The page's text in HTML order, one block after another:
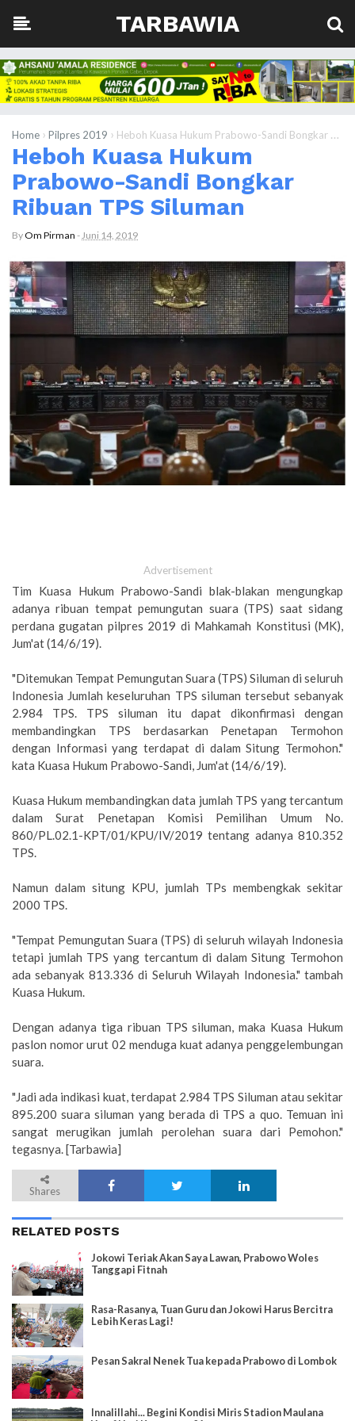
TARBAWIA
Home › Pilpres 2019 › Heboh Kuasa Hukum Prabowo-Sandi Bongkar Ribuan TPS Siluman
Heboh Kuasa Hukum
Prabowo-Sandi Bongkar
Ribuan TPS Siluman
ByOm Pirman -Juni 14, 2019
Advertisement
Tim Kuasa Hukum Prabowo-Sandi blak-blakan mengungkap
adanya ribuan tempat pemungutan suara (TPS) saat sidang
perdana gugatan pilpres 2019 di Mahkamah Konstitusi (MK),
Jum'at (14/6/19).
"Ditemukan Tempat Pemungutan Suara (TPS) Siluman di seluruh
Indonesia Jumlah keseluruhan TPS siluman tersebut sebanyak
2.984 TPS. TPS siluman itu dapat dikonfirmasi dengan
membandingkan TPS berdasarkan Penetapan Termohon
dengan Informasi yang terdapat di dalam Situng Termohon."
kata Kuasa Hukum Prabowo-Sandi, Jum'at (14/6/19).
Kuasa Hukum membandingkan data jumlah TPS yang tercantum
dalam Surat Penetapan Komisi Pemilihan Umum No.
860/PL.02.1-KPT/01/KPU/IV/2019 tentang adanya 810.352
TPS.
Namun dalam situng KPU, jumlah TPs membengkak sekitar
2000 TPS.
"Tempat Pemungutan Suara (TPS) di seluruh wilayah Indonesia
tetapi jumlah TPS yang tercantum di dalam Situng Termohon
ada sebanyak 813.336 di Seluruh Wilayah Indonesia." tambah
Kuasa Hukum.
Dengan adanya tiga ribuan TPS siluman, maka Kuasa Hukum
paslon nomor urut 02 menduga kuat adanya penggelembungan
suara.
"Jadi ada indikasi kuat, terdapat 2.984 TPS Siluman atau sekitar
895.200 suara siluman yang berada di TPS a quo. Temuan ini
sangat merugikan jumlah perolehan suara dari Pemohon."
tegasnya. [Tarbawia]
Shares
RELATED POSTS
Jokowi Teriak Akan Saya Lawan, Prabowo Woles
Tanggapi Fitnah
Rasa-Rasanya, Tuan Guru dan Jokowi Harus Bercitra
Lebih Keras Lagi!
Pesan Sakral Nenek Tua kepada Prabowo di Lombok
Innalillahi... Begini Kondisi Miris Stadion Maulana